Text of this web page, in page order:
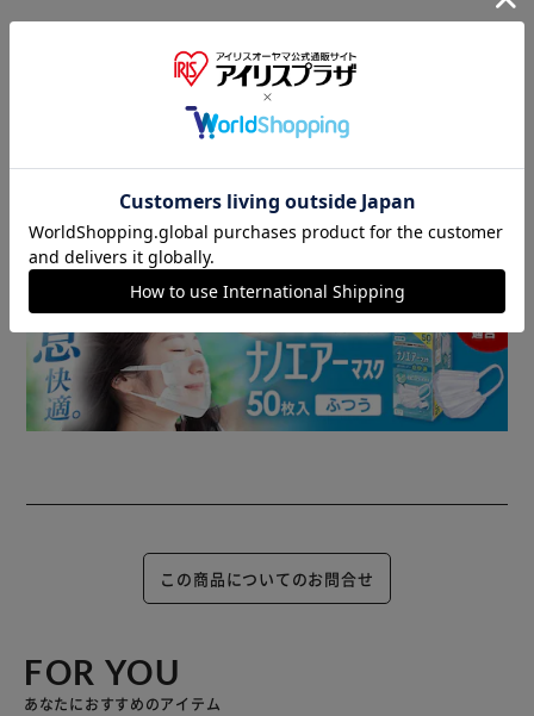
▼ 食品・飲料おすすめ ▼
この商品についてのお問合せ
FOR YOU
あなたにおすすめのアイテム